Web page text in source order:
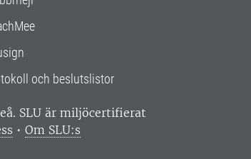
och beslutslistor
SLU är miljöcertifierat
• Om SLU:s